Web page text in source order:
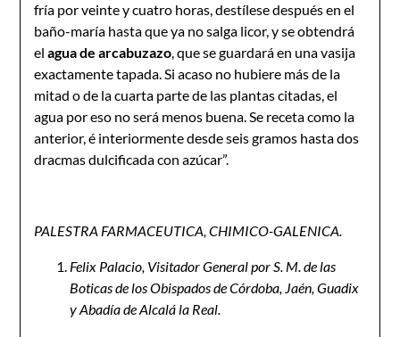
fría por veinte y cuatro horas, destílese después en el
baño-maría hasta que ya no salga licor, y se obtendrá
elagua de arcabuzazo, que se guardará en una vasija
exactamente tapada. Si acaso no hubiere más de la
mitad o de la cuarta parte de las plantas citadas, el
agua por eso no será menos buena. Se receta como la
anterior, é interiormente desde seis gramos hasta dos
dracmas dulcificada con azúcar”.
PALESTRA FARMACEUTICA, CHIMICO-GALENICA.
Felix Palacio, Visitador General por S. M. de las
Boticas de los Obispados de Córdoba, Jaén, Guadix
y Abadía de Alcalá la Real.